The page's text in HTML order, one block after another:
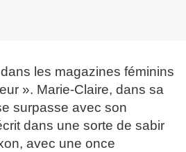
les magazines féminins
». Marie-Claire, dans sa
surpasse avec son
dans une sorte de sabir
avec une once